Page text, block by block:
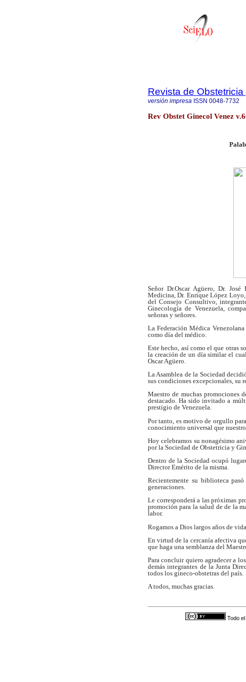
Revista de
versión impresa ISSN 0048-7732
Rev Obstet Ginecol Venez
Señor Dr.Oscar Agüero, Dr.
Medicina, Dr. Enrique López
del Consejo Consultivo,
Ginecología de Venezuela,
señoras y señores.
La Federación Médica
como día del médico.
Este hecho, así como el que otras
la creación de un día similar el
Oscar Agüero.
La Asamblea de la Sociedad
sus condiciones excepcionales, su
Maestro de muchas promociones
destacado. Ha sido invitado a
prestigio de Venezuela.
Por tanto, es motivo de orgullo
conocimiento universal que
Hoy celebramos su nonagésimo
por la Sociedad de Obstetricia y
Dentro de la Sociedad ocupó
Director Emérito de la misma.
Recientemente su biblioteca
generaciones.
Le corresponderá a las próximas
promoción para la salud de de la
labor.
Rogamos a Dios largos años de
En virtud de la cercanía afectiva
que haga una semblanza del
Para concluir quiero agradecer a
demás integrantes de la Junta
todos los gineco-obstetras del país.
A todos, muchas gracias.
Todo